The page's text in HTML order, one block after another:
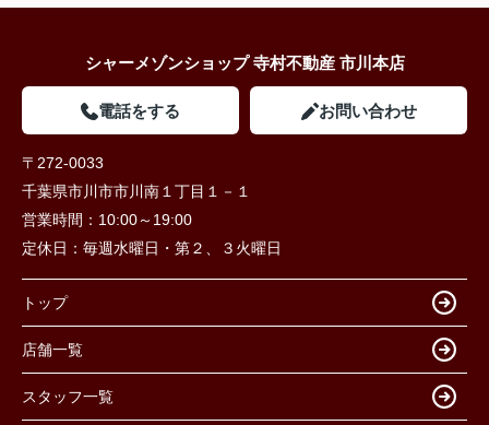
シャーメゾンショップ 寺村不動産 市川本店
電話をする お問い合わせ
〒272-0033
千葉県市川市市川南１丁目１－１
営業時間： 10:00～19:00
定休日： 毎週水曜日・第２、３火曜日
トップ
店舗一覧
スタッフ一覧